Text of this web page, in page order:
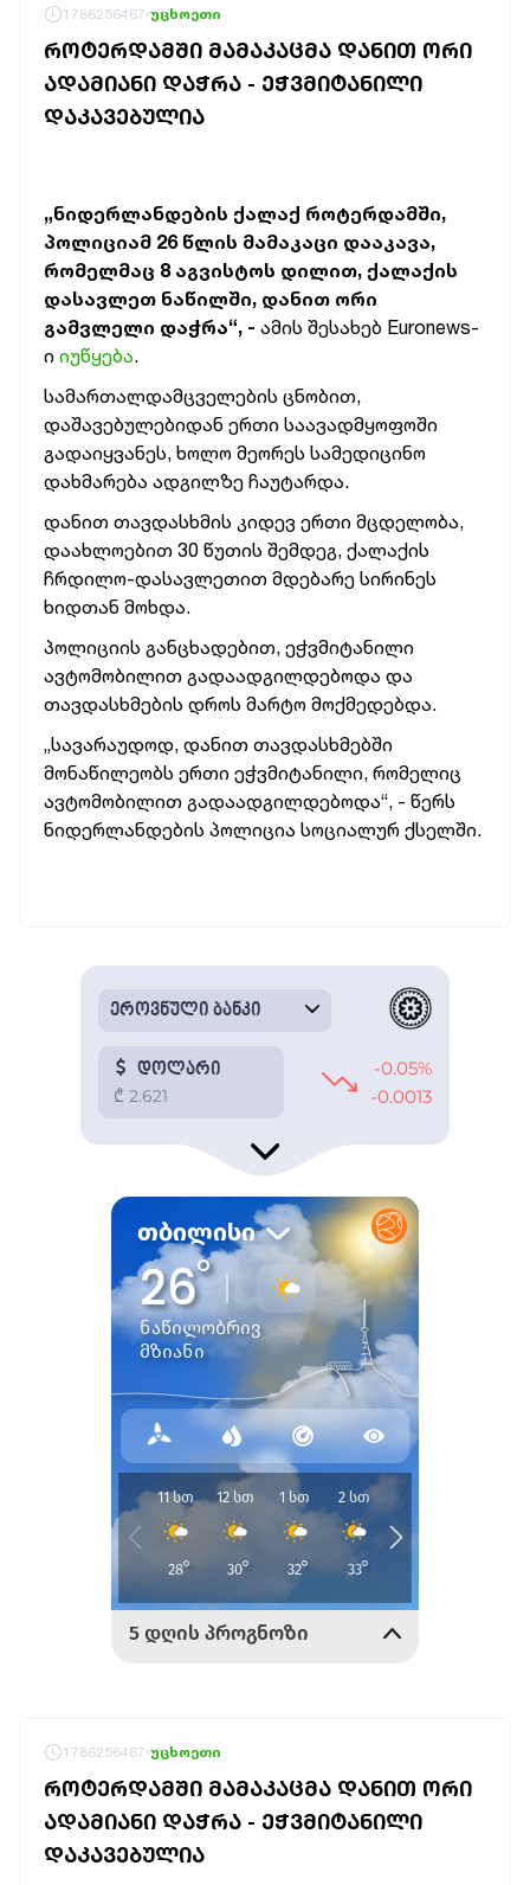
1786256467 უცხოეთი
ᲠᲝᲢᲔᲠᲓᲐᲛᲨᲘ ᲛᲐᲛᲐᲙᲐᲪᲛᲐ ᲓᲐᲜᲘᲗ ᲝᲠᲘ
ᲐᲓᲐᲛᲘᲐᲜᲘ ᲓᲐᲭᲠᲐ - ᲔᲭᲕᲛᲘᲢᲐᲜᲘᲚᲘ
ᲓᲐᲙᲐᲕᲔᲑᲣᲚᲘᲐ
„ნიდერლანდების ქალაქ როტერდამში,
პოლიციამ 26 წლის მამაკაცი დააკავა,
რომელმაც 8 აგვისტოს დილით, ქალაქის
დასავლეთ ნაწილში, დანით ორი
გამვლელი დაჭრა“, - ამის შესახებ Euronews-
ი იუწყება.
სამართალდამცველების ცნობით,
დაშავებულებიდან ერთი საავადმყოფოში
გადაიყვანეს, ხოლო მეორეს სამედიცინო
დახმარება ადგილზე ჩაუტარდა.
დანით თავდასხმის კიდევ ერთი მცდელობა,
დაახლოებით 30 წუთის შემდეგ, ქალაქის
ჩრდილო-დასავლეთით მდებარე სირინეს
ხიდთან მოხდა.
პოლიციის განცხადებით, ეჭვმიტანილი
ავტომობილით გადაადგილდებოდა და
თავდასხმების დროს მარტო მოქმედებდა.
„სავარაუდოდ, დანით თავდასხმებში
მონაწილეობს ერთი ეჭვმიტანილი, რომელიც
ავტომობილით გადაადგილდებოდა“, - წერს
ნიდერლანდების პოლიცია სოციალურ ქსელში.
1786256467 უცხოეთი
ᲠᲝᲢᲔᲠᲓᲐᲛᲨᲘ ᲛᲐᲛᲐᲙᲐᲪᲛᲐ ᲓᲐᲜᲘᲗ ᲝᲠᲘ
ᲐᲓᲐᲛᲘᲐᲜᲘ ᲓᲐᲭᲠᲐ - ᲔᲭᲕᲛᲘᲢᲐᲜᲘᲚᲘ
ᲓᲐᲙᲐᲕᲔᲑᲣᲚᲘᲐ